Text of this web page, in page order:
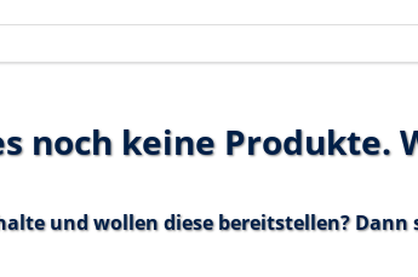
noch keine
und wollen diese bereitstellen? Dann